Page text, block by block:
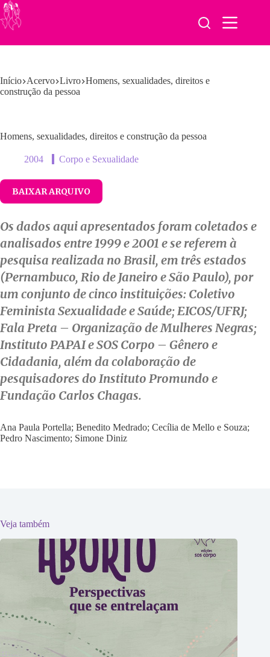
Pular
para
o
Início Acervo Livro Homens, sexualidades, direitos e
construção da pessoa
Homens, sexualidades, direitos e construção da pessoa
2004 Corpo e Sexualidade
BAIXAR ARQUIVO
Os dados aqui apresentados foram coletados e
analisados entre 1999 e 2001 e se referem à
pesquisa realizada no Brasil, em três estados
(Pernambuco, Rio de Janeiro e São Paulo), por
um conjunto de cinco instituições: Coletivo
Feminista Sexualidade e Saúde; EICOS/UFRJ;
Fala Preta – Organização de Mulheres Negras;
Instituto PAPAI e SOS Corpo – Gênero e
Cidadania, além da colaboração de
pesquisadores do Instituto Promundo e
Fundação Carlos Chagas.
Ana Paula Portella; Benedito Medrado; Cecília de Mello e Souza;
Pedro Nascimento; Simone Diniz
Veja também